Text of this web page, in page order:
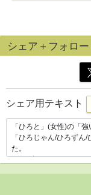
シェア＋フォロー
シェア用テキスト